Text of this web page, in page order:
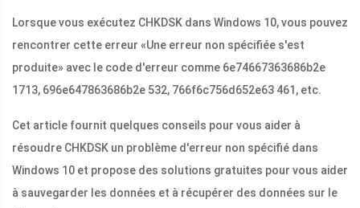
Lorsque vous exécutez CHKDSK dans Windows 10, vous pouvez
rencontrer cette erreur «Une erreur non spécifiée s'est
produite» avec le code d'erreur comme 6e74667363686b2e
1713, 696e647863686b2e 532, 766f6c756d652e63 461, etc.
Cet article fournit quelques conseils pour vous aider à
résoudre CHKDSK un problème d'erreur non spécifié dans
Windows 10 et propose des solutions gratuites pour vous aider
à sauvegarder les données et à récupérer des données sur le